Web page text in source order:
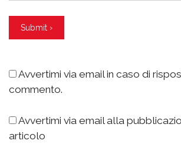
Avvertimi via email in caso di
commento.
Avvertimi via email alla
articolo